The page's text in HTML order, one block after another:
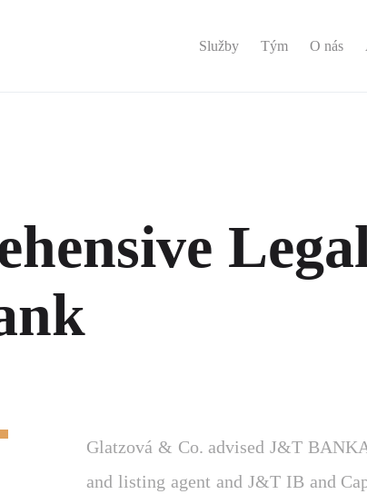
Služby Tým O nás
Glatzová & Co. advised J&T
and listing agent and J&T IB and